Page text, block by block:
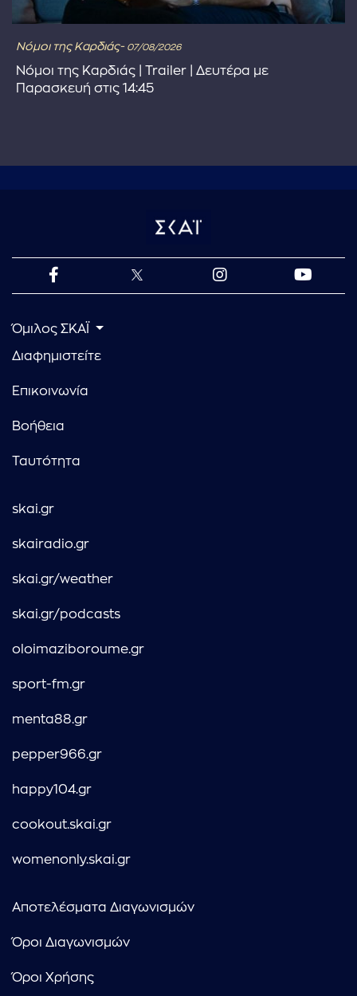
Νόμοι της Καρδιάς- 07/08/2026
Νόμοι της Καρδιάς | Trailer | Δευτέρα με
Παρασκευή στις 14:45
Όμιλος ΣΚΑΪ
Διαφημιστείτε
Επικοινωνία
Βοήθεια
Ταυτότητα
skai.gr
skairadio.gr
skai.gr/weather
skai.gr/podcasts
oloimaziboroume.gr
sport-fm.gr
menta88.gr
pepper966.gr
happy104.gr
cookout.skai.gr
womenonly.skai.gr
Αποτελέσματα Διαγωνισμών
Όροι Διαγωνισμών
Όροι Χρήσης